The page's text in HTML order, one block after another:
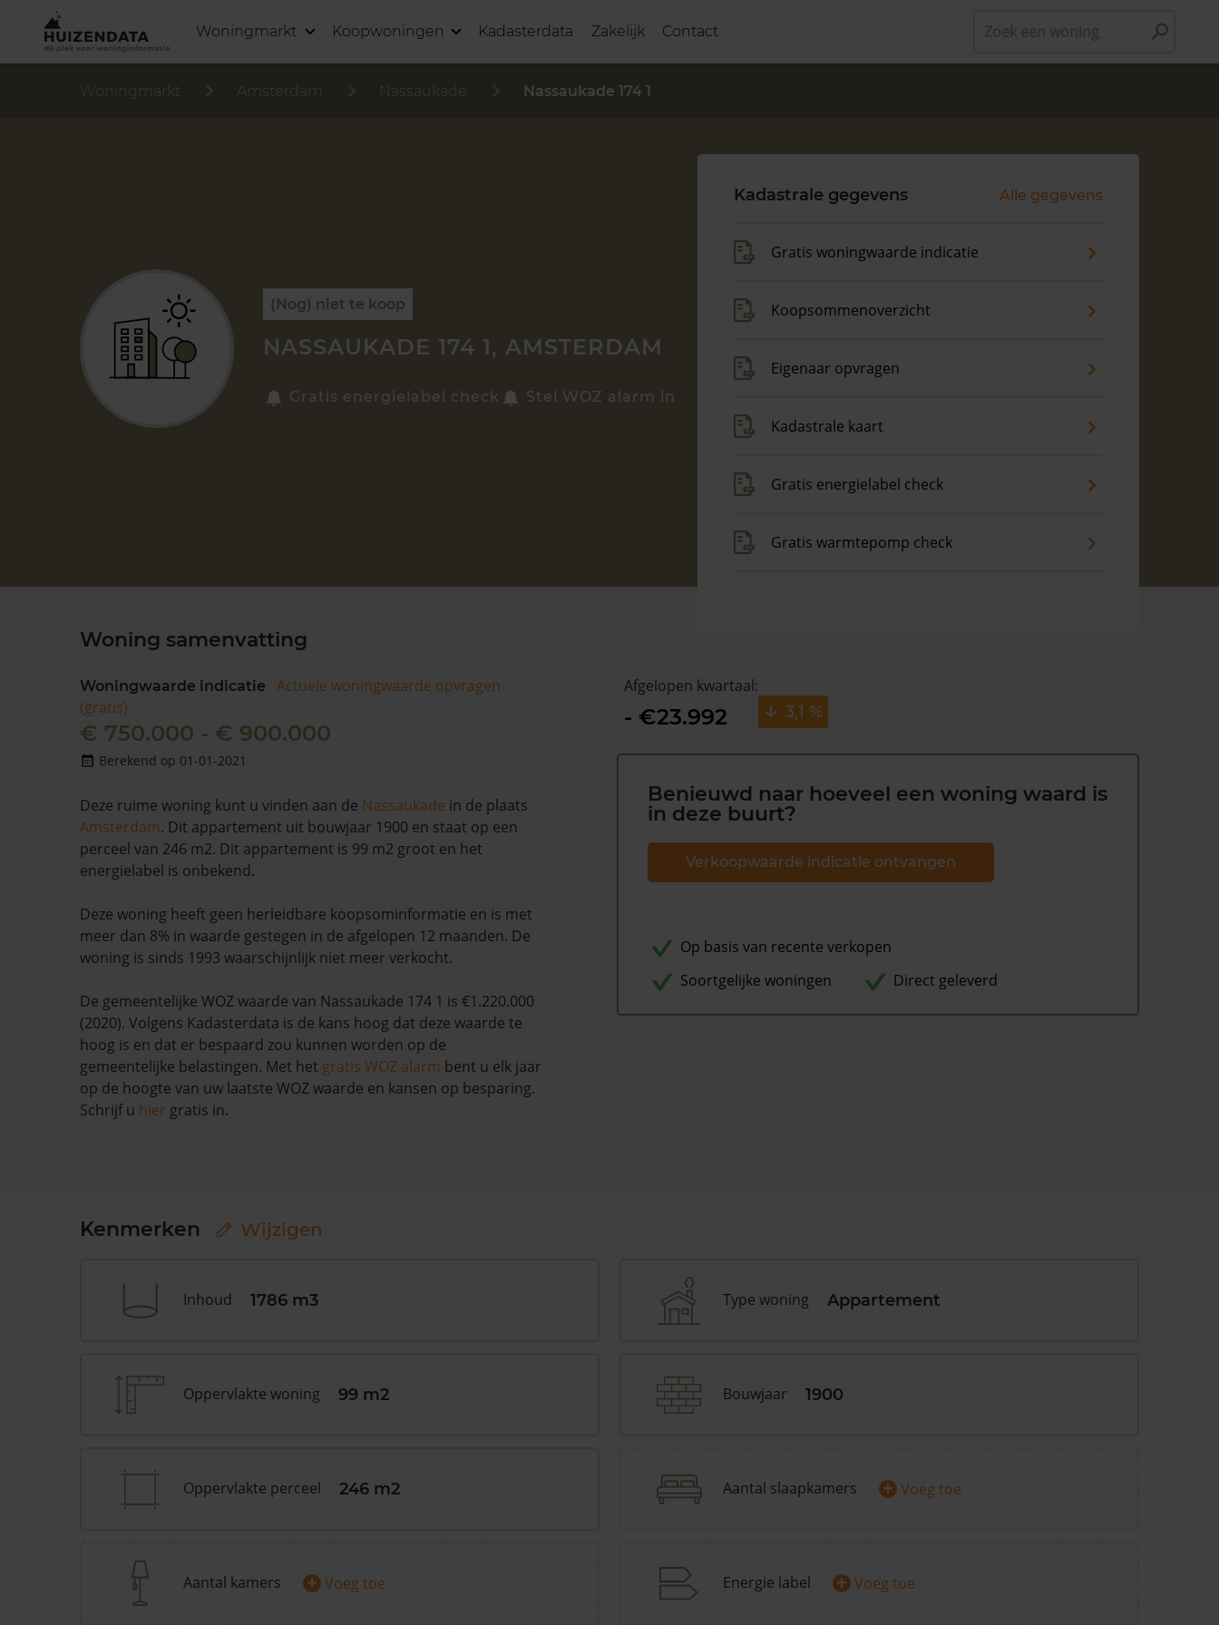
Woningmarkt Koopwoningen Kadasterdata Zakelijk Contact
Woningmarkt Amsterdam Nassaukade Nassaukade 174 1
(Nog) niet te koop
NASSAUKADE 174 1, AMSTERDAM
Gratis energielabel check Stel WOZ alarm in
Kadastrale gegevens Alle gegevens
Gratis woningwaarde indicatie
Koopsommenoverzicht
Eigenaar opvragen
Kadastrale kaart
Gratis energielabel check
Gratis warmtepomp check
Woning samenvatting
Woningwaarde indicatie
Actuele woningwaarde opvragen
(gratis)
€ 750.000 - € 900.000
Berekend op 01-01-2021
Deze ruime woning kunt u vinden aan de Nassaukade in de plaats
Amsterdam. Dit appartement uit bouwjaar 1900 en staat op een
perceel van 246 m2. Dit appartement is 99 m2 groot en het
energielabel is onbekend.
Deze woning heeft geen herleidbare koopsominformatie en is met
meer dan 8% in waarde gestegen in de afgelopen 12 maanden. De
woning is sinds 1993 waarschijnlijk niet meer verkocht.
De gemeentelijke WOZ waarde van Nassaukade 174 1 is €1.220.000
(2020). Volgens Kadasterdata is de kans hoog dat deze waarde te
hoog is en dat er bespaard zou kunnen worden op de
gemeentelijke belastingen. Met het gratis WOZ alarm bent u elk jaar
op de hoogte van uw laatste WOZ waarde en kansen op besparing.
Schrijf u hier gratis in.
Afgelopen kwartaal:
- €23.992 3,1 %
Benieuwd naar hoeveel een woning waard is
in deze buurt?
Verkoopwaarde indicatie ontvangen
Op basis van recente verkopen
Soortgelijke woningen
Direct geleverd
Kenmerken Wijzigen
Inhoud 1786 m3 Type woning Appartement
Oppervlakte woning 99 m2 Bouwjaar 1900
Oppervlakte perceel 246 m2 Aantal slaapkamers + Voeg toe
Aantal kamers + Voeg toe Energie label + Voeg toe